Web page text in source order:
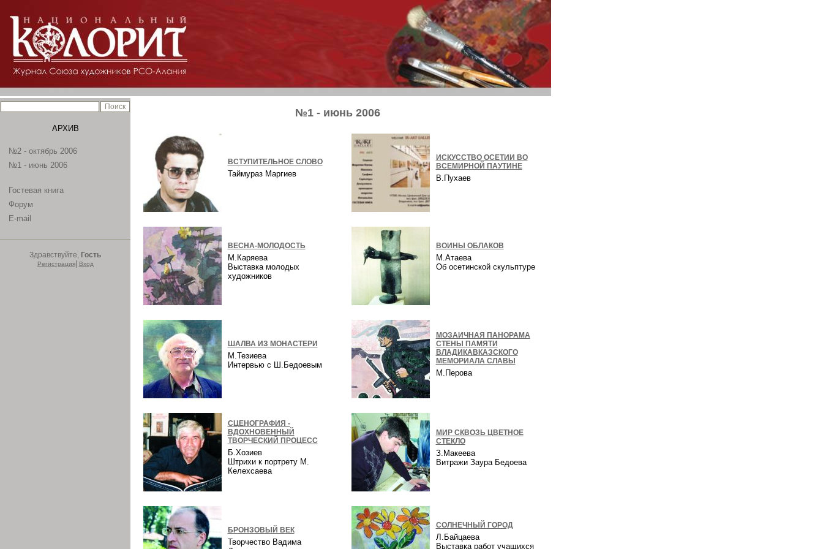
АРХИВ
№2 - октябрь 2006
№1 - июнь 2006
Гостевая книга
Форум
E-mail
Здравствуйте, Гость
Регистрация| Вход
№1 - июнь 2006
ВСТУПИТЕЛЬНОЕ СЛОВО
Таймураз Маргиев
ВЕСНА-МОЛОДОСТЬ
М.Каряева
Выставка молодых
художников
ШАЛВА ИЗ МОНАСТЕРИ
М.Тезиева
Интервью с Ш.Бедоевым
СЦЕНОГРАФИЯ -
ВДОХНОВЕННЫЙ
ТВОРЧЕСКИЙ ПРОЦЕСС
Б.Хозиев
Штрихи к портрету М.
Келехсаева
БРОНЗОВЫЙ ВЕК
Творчество Вадима
ИСКУССТВО ОСЕТИИ ВО
ВСЕМИРНОЙ ПАУТИНЕ
В.Пухаев
ВОИНЫ ОБЛАКОВ
М.Атаева
Об осетинской скульптуре
МОЗАИЧНАЯ ПАНОРАМА
СТЕНЫ ПАМЯТИ
ВЛАДИКАВКАЗСКОГО
МЕМОРИАЛА СЛАВЫ
М.Перова
МИР СКВОЗЬ ЦВЕТНОЕ
СТЕКЛО
З.Макеева
Витражи Заура Бедоева
СОЛНЕЧНЫЙ ГОРОД
Л.Байцаева
Выставка работ учащихся